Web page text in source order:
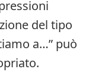
del tipo
a…” può